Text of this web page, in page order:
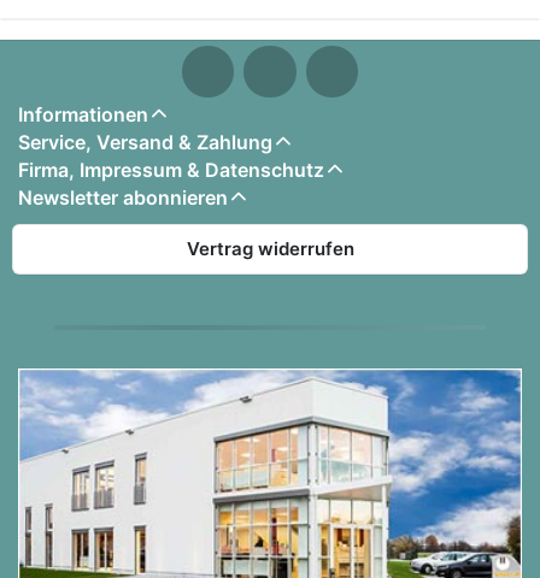
Informationen
Service, Versand & Zahlung
Firma, Impressum & Datenschutz
Newsletter abonnieren
Vertrag widerrufen